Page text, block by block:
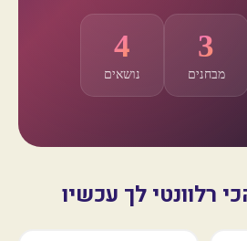
3
מבחנים
4
נושאים
רלוונטי לך עכשיו